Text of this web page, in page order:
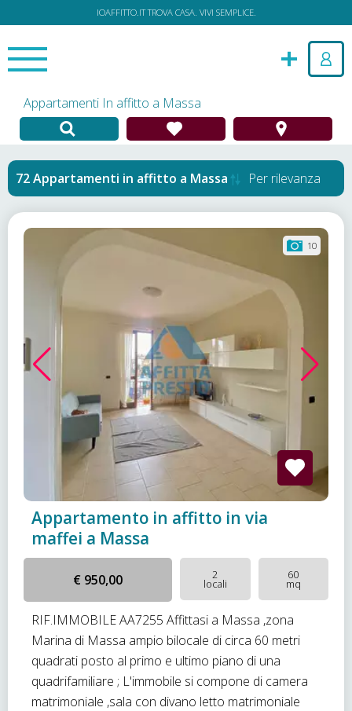
IOAFFITTO.IT TROVA CASA. VIVI SEMPLICE.
Appartamenti In affitto a Massa
Appartamenti in affitto a Massa Per rilevanza
10
Appartamento in affitto in via
maffei a Massa
€ 950,00 2
locali
60
mq
RIF.IMMOBILE AA7255 Affittasi a Massa ,zona
Marina di Massa ampio bilocale di circa 60 metri
quadrati posto al primo e ultimo piano di una
quadrifamiliare ; L'immobile si compone di camera
matrimoniale ,sala con divano letto matrimoniale